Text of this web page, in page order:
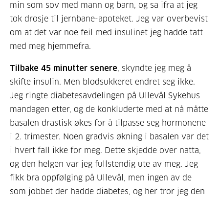
min som sov med mann og barn, og sa ifra at jeg
tok drosje til jernbane-apoteket. Jeg var overbevist
om at det var noe feil med insulinet jeg hadde tatt
med meg hjemmefra.
Tilbake 45 minutter senere, skyndte jeg meg å
skifte insulin. Men blodsukkeret endret seg ikke.
Jeg ringte diabetesavdelingen på Ullevål Sykehus
mandagen etter, og de konkluderte med at nå måtte
basalen drastisk økes for å tilpasse seg hormonene
i 2. trimester. Noen gradvis økning i basalen var det
i hvert fall ikke for meg. Dette skjedde over natta,
og den helgen var jeg fullstendig ute av meg. Jeg
fikk bra oppfølging på Ullevål, men ingen av de
som jobbet der hadde diabetes, og her tror jeg den